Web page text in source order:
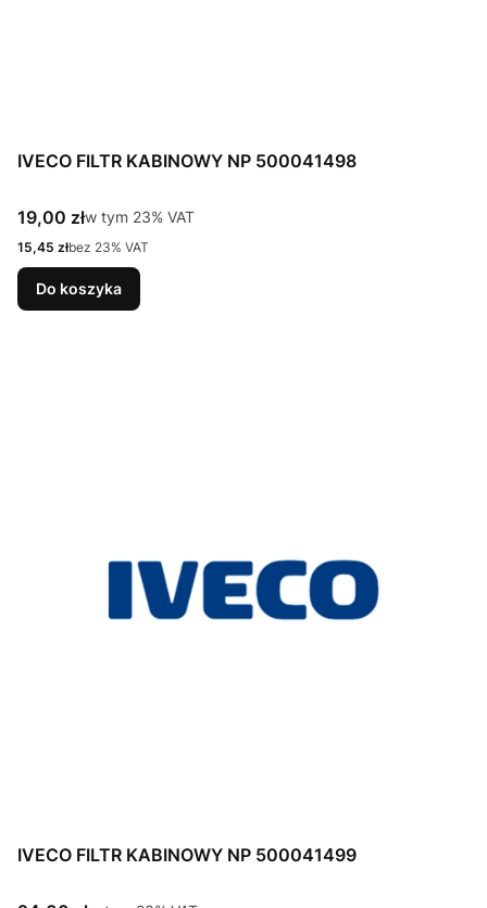
IVECO FILTR KABINOWY NP 500041498
Cena brutto
19,00 złw tym %s VAT
w tym 23% VAT
Cena netto
15,45 złbez 23% VAT
Do koszyka
IVECO FILTR KABINOWY NP 500041499